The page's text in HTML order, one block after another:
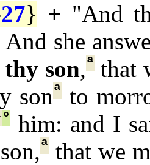
27} + "And
And she
son,ªthat
sonª to
°him: and I
ª that we